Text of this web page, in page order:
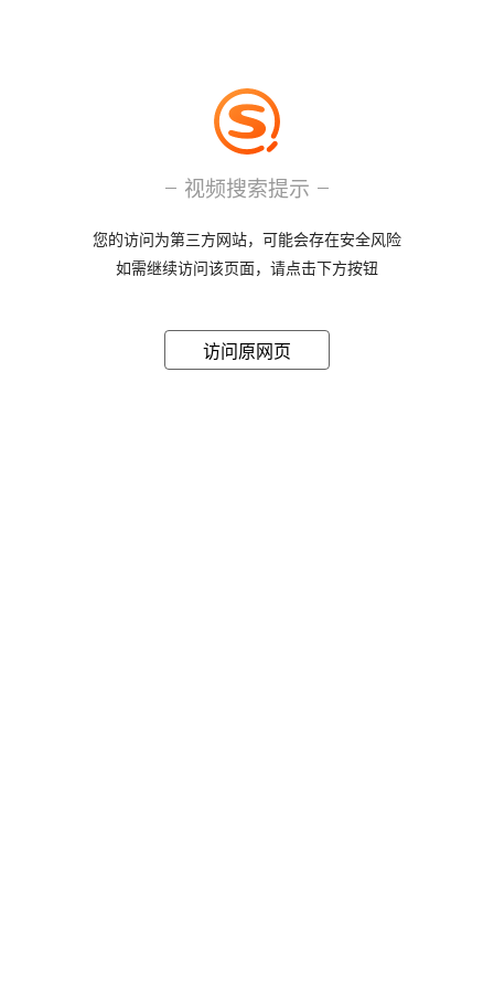
视频搜索提示
您的访问为第三方网站，可能会存在安全风险
如需继续访问该页面，请点击下方按钮
访问原网页